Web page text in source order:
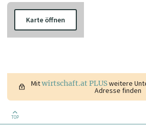
Karte öffnen
Mitwirtschaft.at PLUSweitere
Adresse finden
TOP